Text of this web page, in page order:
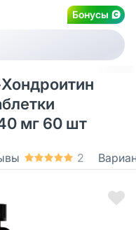
Бонусы
мг 60 шт
2